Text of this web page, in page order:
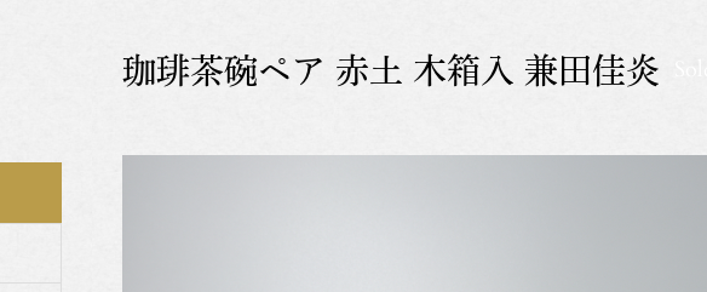
珈琲茶碗ペア 赤土 木箱入 兼田佳炎